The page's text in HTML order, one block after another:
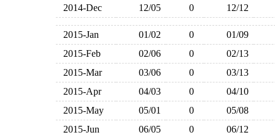
2014-Dec
12/05 0 12/12
2015-Jan 01/02 0
01/09
2015-Feb
02/06 0
02/13
2015-Mar
03/06 0
03/13
2015-Apr
04/03 0
04/10
2015-May
05/01 0
05/08
2015-Jun
06/05 0
06/12